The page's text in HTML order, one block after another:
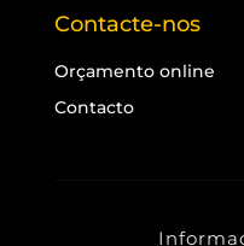
Contacte-nos
Orçamento online
Contacto